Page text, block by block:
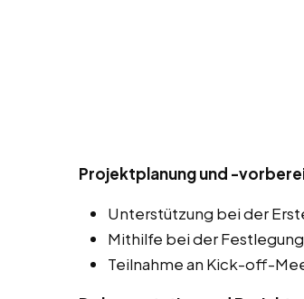
Projektplanung und -
Unterstützung bei der
Mithilfe bei der
Teilnahme an Kick-off-